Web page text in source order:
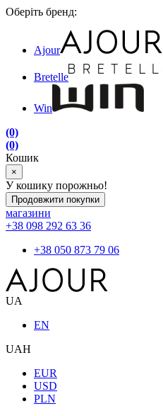
Оберіть бренд:
Ajour
Bretelle
Win
(0)
(0)
Кошик
×
У кошику порожньо!
Продовжити покупки
магазини
+38 098 292 63 36
+38 050 873 79 06
UA
EN
UAH
EUR
USD
PLN